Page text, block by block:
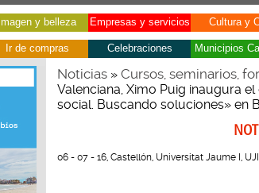
Imagen y belleza Empresas y servicios Cultura y
Ir de compras Celebraciones Municipios
Noticias» Cursos, seminarios,
Valenciana, Ximo Puig inaugura
social. Buscando soluciones» en
06 - 07 - 16, Castellón, Universitat Jaume I, UJI